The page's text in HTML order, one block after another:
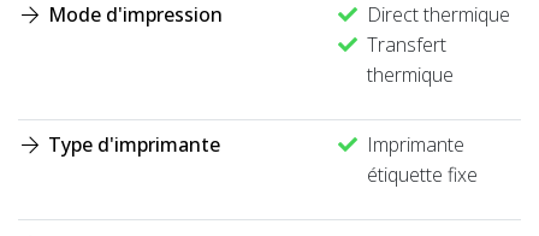
Mode d'impression
Direct thermique
Transfert
thermique
Type d'imprimante
Imprimante
étiquette fixe